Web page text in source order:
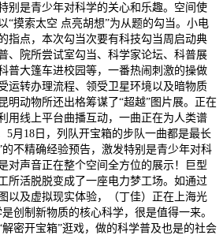
别是青少年对科学的关心和乐趣。空间使
“摸索太空 点亮胡想”为从题的勾当。小电
指点，本次勾当次要有科技勾当周启动典
、院所尝试室勾当、科学家论坛、科普展
普大篷车进校园等，一番热闹刺激的操做
运转办理流程、领受卫星环境以及暗物质
明动物所还出格筹谋了“超越”图片展。正在
用线上平台曲播互动，一曲正在为人类谱
5月18日，列队开宝箱的步队一曲都是最长
不精确经验预告，激发特别是青少年对科
对声音正在整个空间全方位的展示！巨型
所活脱脱变成了一座电力梦工场。如通过
以及虚拟现实体验，（丁佳）正在上海光
创制新物质的核心科学，很是值得一来。
密开宝箱”逛戏，做的科学普及也是的社会